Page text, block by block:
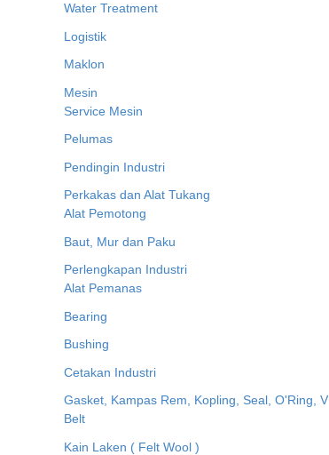
Water Treatment
Logistik
Maklon
Mesin
Service Mesin
Pelumas
Pendingin Industri
Perkakas dan Alat Tukang
Alat Pemotong
Baut, Mur dan Paku
Perlengkapan Industri
Alat Pemanas
Bearing
Bushing
Cetakan Industri
Gasket, Kampas Rem, Kopling, Seal, O'Ring, V
Belt
Kain Laken ( Felt Wool )